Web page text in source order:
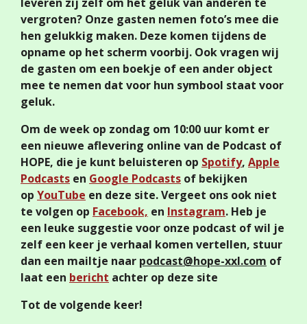
vergroten? Onze gasten nemen foto’s mee die
hen gelukkig maken. Deze komen tijdens de
opname op het scherm voorbij. Ook vragen wij
de gasten om een boekje of een ander object
mee te nemen dat voor hun symbool staat voor
geluk.
Om de week op zondag om 10:00 uur komt er
een nieuwe aflevering online van de Podcast of
HOPE, die je kunt beluisteren op Spotify, Apple
Podcasts en Google Podcasts of bekijken
op YouTube en deze site. Vergeet ons ook niet
te volgen op Facebook, en Instagram. Heb je
een leuke suggestie voor onze podcast of wil je
zelf een keer je verhaal komen vertellen, stuur
dan een mailtje naar podcast@hope-xxl.com of
laat een bericht achter op deze site
Tot de volgende keer!